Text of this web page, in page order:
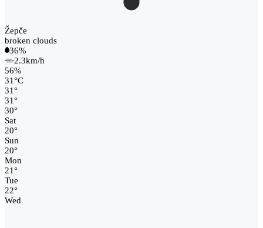
Žepče
broken clouds
36%
2.3km/h
56%
31°C
31°
31°
30°
Sat
20°
Sun
20°
Mon
21°
Tue
22°
Wed